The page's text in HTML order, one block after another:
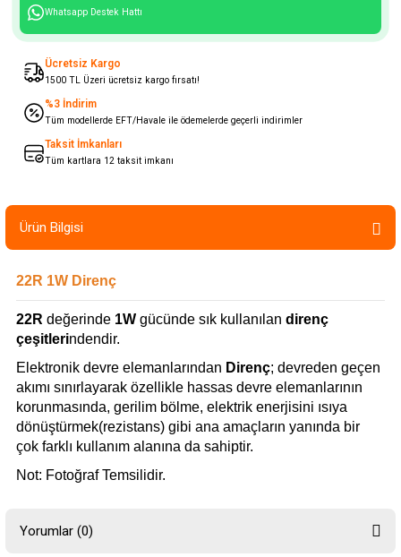
Whatsapp Destek Hattı
Ücretsiz Kargo
1500 TL Üzeri ücretsiz kargo fırsatı!
%3 İndirim
Tüm modellerde EFT/Havale ile ödemelerde geçerli indirimler
Taksit İmkanları
Tüm kartlara 12 taksit imkanı
Ürün Bilgisi
22R 1W Direnç
22R değerinde 1W gücünde sık kullanılan direnç
çeşitlerindendir.
Elektronik devre elemanlarından Direnç; devreden geçen
akımı sınırlayarak özellikle hassas devre elemanlarının
korunmasında, gerilim bölme, elektrik enerjisini ısıya
dönüştürmek(rezistans) gibi ana amaçların yanında bir
çok farklı kullanım alanına da sahiptir.
Not: Fotoğraf Temsilidir.
Yorumlar (0)